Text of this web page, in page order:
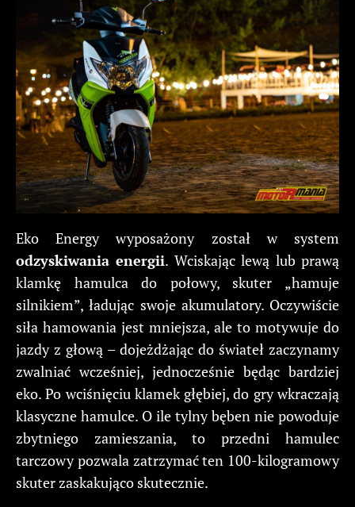
Eko Energy wyposażony został w system
odzyskiwania energii. Wciskając lewą lub prawą
klamkę hamulca do połowy, skuter „hamuje
silnikiem”, ładując swoje akumulatory. Oczywiście
siła hamowania jest mniejsza, ale to motywuje do
jazdy z głową – dojeżdżając do świateł zaczynamy
zwalniać wcześniej, jednocześnie będąc bardziej
eko. Po wciśnięciu klamek głębiej, do gry wkraczają
klasyczne hamulce. O ile tylny bęben nie powoduje
zbytniego zamieszania, to przedni hamulec
tarczowy pozwala zatrzymać ten 100-kilogramowy
skuter zaskakująco skutecznie.